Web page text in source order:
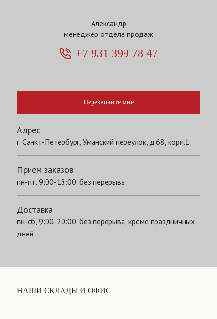
Александр
менеджер отдела продаж
+7 931 399 78 47
Перезвоните мне
Адрес
г. Санкт-Петербург, Уманский переулок, д.68, корп.1
Прием заказов
пн-пт, 9:00-18:00, без перерыва
Доставка
пн-сб, 9:00-20:00, без перерыва, кроме праздничных
дней
НАШИ СКЛАДЫ И ОФИС